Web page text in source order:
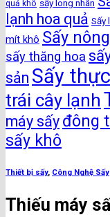
quả khô sấy long nhãn
lạnh hoa quả Sấy
mít khô Sấy
sấy thăng hoa
sản Sấy
trái cây lạnh
máy sấy đông
sấy khô
Thiết bị sấy, Công Nghệ Sấy
Thiếu máy